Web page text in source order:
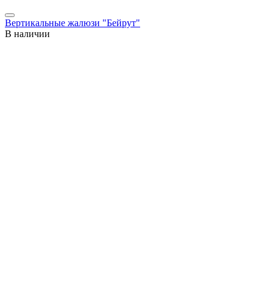
Вертикальные жалюзи "Бейрут"
В наличии